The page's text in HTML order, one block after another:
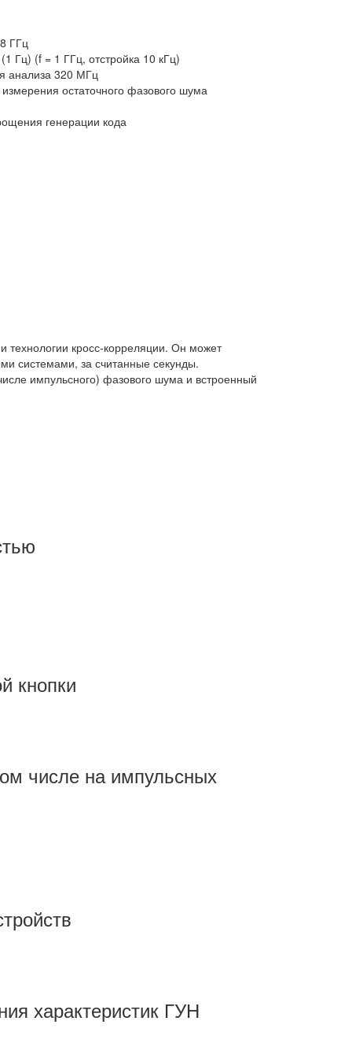
ГГц
Гц) (f = 1 ГГц, отстройка 10 кГц)
анализа 320 МГц
остаточного фазового шума
генерации кода
технологии кросс-корреляции. Он может
системами, за считанные секунды.
импульсного) фазового шума и встроенный
кнопки
числе на импульсных
характеристик ГУН